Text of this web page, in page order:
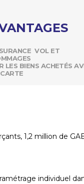
VOL ET
LES BIENS ACHETÉS
1,2 million de
individuel